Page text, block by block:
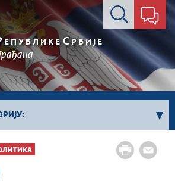
Контакт форма
ЕПУБЛИКЕ СРБИЈЕ